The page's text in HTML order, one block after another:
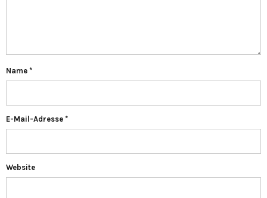
Name *
E-Mail-Adresse *
Website